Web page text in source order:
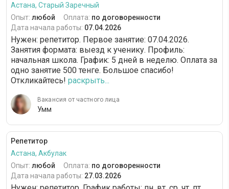
Астана, Старый Заречный
Опыт: любой Оплата: по договоренности
Дата начала работы: 07.04.2026
Нужен: репетитор. Первое занятие: 07.04.2026.
Занятия формата: выезд к ученику. Профиль:
начальная школа. График: 5 дней в неделю. Оплата за
одно занятие 500 тенге. Большое спасибо!
Откликайтесь! раскрыть...
Вакансия от частного лица
Умм
Репетитор
Астана, Акбулак
Опыт: любой Оплата: по договоренности
Дата начала работы: 27.03.2026